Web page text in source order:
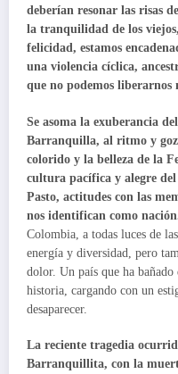
deberían resonar las risas
la tranquilidad de los
felicidad, estamos
una violencia cíclica,
que no podemos liberarnos
Se asoma la exuberancia
Barranquilla, al ritmo y
colorido y la belleza de la
cultura pacífica y alegre
Pasto, actitudes con las
nos identifican como
Colombia, a todas luces de
energía y diversidad, pero
dolor. Un país que ha
historia, cargando con un
desaparecer.
La reciente tragedia
Barranquillita, con la